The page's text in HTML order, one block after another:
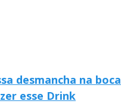
desmancha na boca
esse Drink